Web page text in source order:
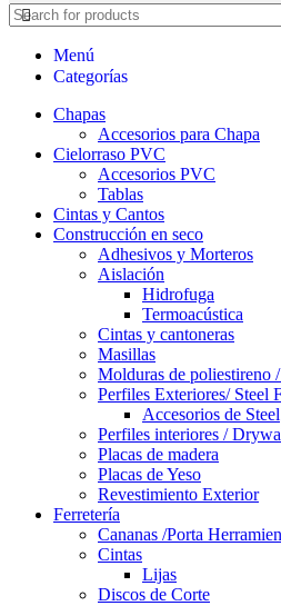
Menú
Categorías
Chapas
Accesorios para Chapa
Cielorraso PVC
Accesorios PVC
Tablas
Cintas y Cantos
Construcción en seco
Adhesivos y Morteros
Aislación
Hidrofuga
Termoacústica
Cintas y cantoneras
Masillas
Molduras de poliestireno
Perfiles Exteriores/ Steel
Accesorios de Steel
Perfiles interiores /
Placas de madera
Placas de Yeso
Revestimiento Exterior
Ferretería
Cananas /Porta
Cintas
Lijas
Discos de Corte